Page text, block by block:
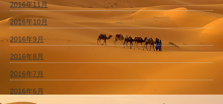
2016年11月
2016年10月
2016年9月
2016年8月
2016年7月
2016年6月